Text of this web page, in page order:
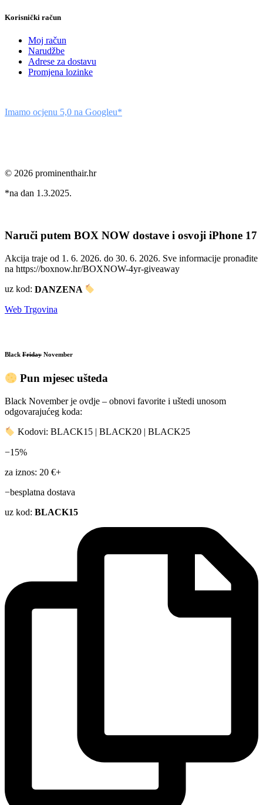
Korisnički račun
Moj račun
Narudžbe
Adrese za dostavu
Promjena lozinke
Imamo ocjenu 5,0 na Googleu*
© 2026 prominenthair.hr
*na dan 1.3.2025.
Naruči putem BOX NOW dostave i osvoji iPhone 17
Akcija traje od 1. 6. 2026. do 30. 6. 2026. Sve informacije pronađite
na https://boxnow.hr/BOXNOW-4yr-giveaway
uz kod: DANZENA
Web Trgovina
Black Friday November
Pun mjesec ušteda
Black November je ovdje – obnovi favorite i uštedi unosom
odgovarajućeg koda:
Kodovi: BLACK15 | BLACK20 | BLACK25
−15%
za iznos: 20 €+
−besplatna dostava
uz kod: BLACK15